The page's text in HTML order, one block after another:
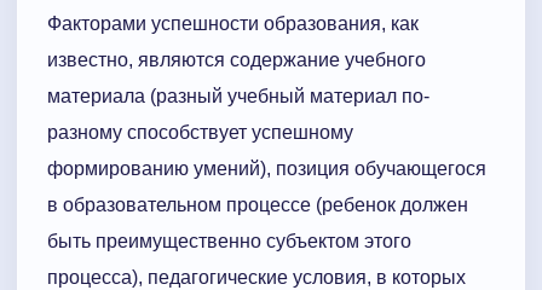
Факторами успешности образования, как
известно, являются содержание учебного
материала (разный учебный материал по-
разному способствует успешному
формированию умений), позиция обучающегося
в образовательном процессе (ребенок должен
быть преимущественно субъектом этого
процесса), педагогические условия, в которых